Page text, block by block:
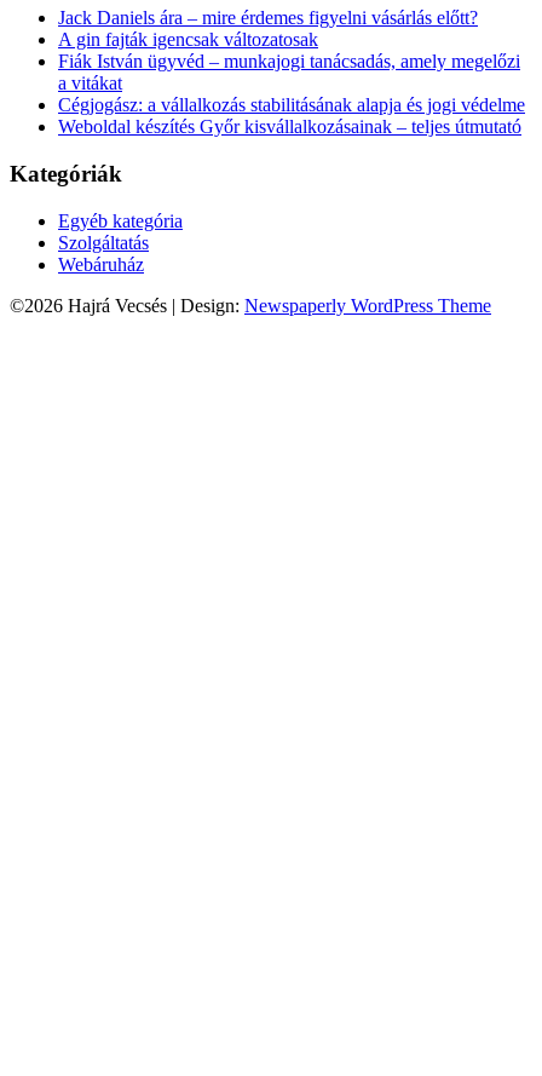
Jack Daniels ára – mire érdemes figyelni vásárlás előtt?
A gin fajták igencsak változatosak
Fiák István ügyvéd – munkajogi tanácsadás, amely megelőzi
a vitákat
Cégjogász: a vállalkozás stabilitásának alapja és jogi védelme
Weboldal készítés Győr kisvállalkozásainak – teljes útmutató
Kategóriák
Egyéb kategória
Szolgáltatás
Webáruház
©2026 Hajrá Vecsés | Design: Newspaperly WordPress Theme